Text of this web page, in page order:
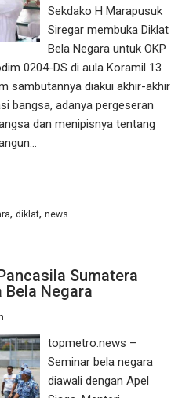
Sekdako H Marapusuk
Siregar membuka Diklat
Bela Negara untuk OKP
0204-DS di aula Koramil 13
sambutannya diakui akhir-akhir
bangsa, adanya pergeseran
dan menipisnya tentang
, diklat,news
Sumatera
Bela Negara
topmetro.news –
Seminar bela negara
diawali dengan Apel